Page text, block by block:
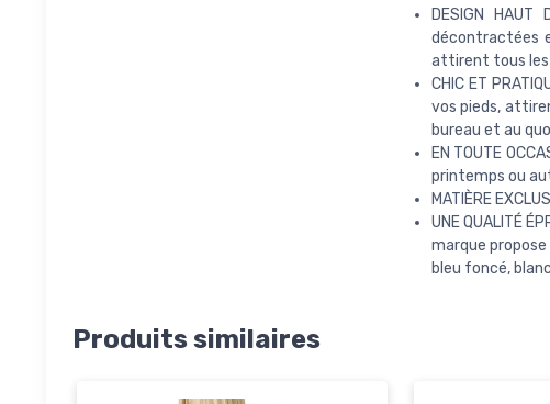
DESIGN
décontractées
attirent tous les
CHIC ET
vos pieds,
bureau et au
EN TOUTE
printemps ou
MATIÈRE
UNE QUALITÉ
marque
bleu foncé,
Produits similaires